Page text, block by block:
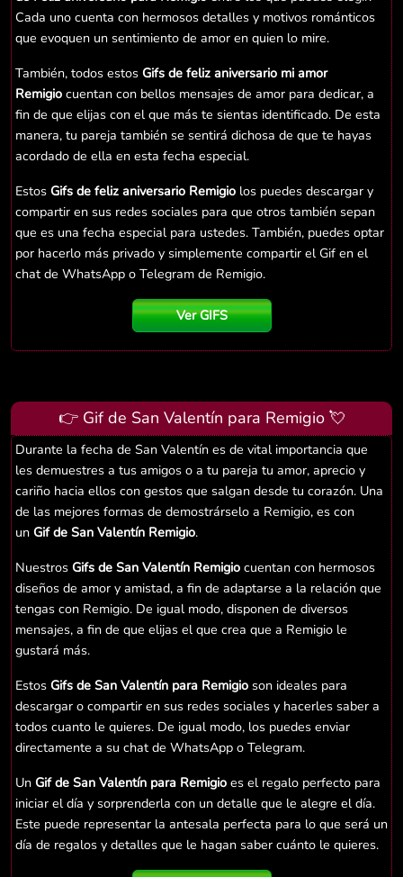
Cada uno cuenta con hermosos detalles y motivos románticos
que evoquen un sentimiento de amor en quien lo mire.
También, todos estos Gifs de feliz aniversario mi amor
Remigio cuentan con bellos mensajes de amor para dedicar, a
fin de que elijas con el que más te sientas identificado. De esta
manera, tu pareja también se sentirá dichosa de que te hayas
acordado de ella en esta fecha especial.
Estos Gifs de feliz aniversario Remigio los puedes descargar y
compartir en sus redes sociales para que otros también sepan
que es una fecha especial para ustedes. También, puedes optar
por hacerlo más privado y simplemente compartir el Gif en el
chat de WhatsApp o Telegram de Remigio.
Ver GIFS
👉 Gif de San Valentín para Remigio 💘
Durante la fecha de San Valentín es de vital importancia que
les demuestres a tus amigos o a tu pareja tu amor, aprecio y
cariño hacia ellos con gestos que salgan desde tu corazón. Una
de las mejores formas de demostrárselo a Remigio, es con
un Gif de San Valentín Remigio.
Nuestros Gifs de San Valentín Remigio cuentan con hermosos
diseños de amor y amistad, a fin de adaptarse a la relación que
tengas con Remigio. De igual modo, disponen de diversos
mensajes, a fin de que elijas el que crea que a Remigio le
gustará más.
Estos Gifs de San Valentín para Remigio son ideales para
descargar o compartir en sus redes sociales y hacerles saber a
todos cuanto le quieres. De igual modo, los puedes enviar
directamente a su chat de WhatsApp o Telegram.
Un Gif de San Valentín para Remigio es el regalo perfecto para
iniciar el día y sorprenderla con un detalle que le alegre el día.
Este puede representar la antesala perfecta para lo que será un
día de regalos y detalles que le hagan saber cuánto le quieres.